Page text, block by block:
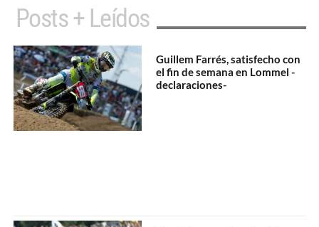
Posts + Leídos
Guillem Farrés, satisfecho con
el fin de semana en Lommel -
declaraciones-